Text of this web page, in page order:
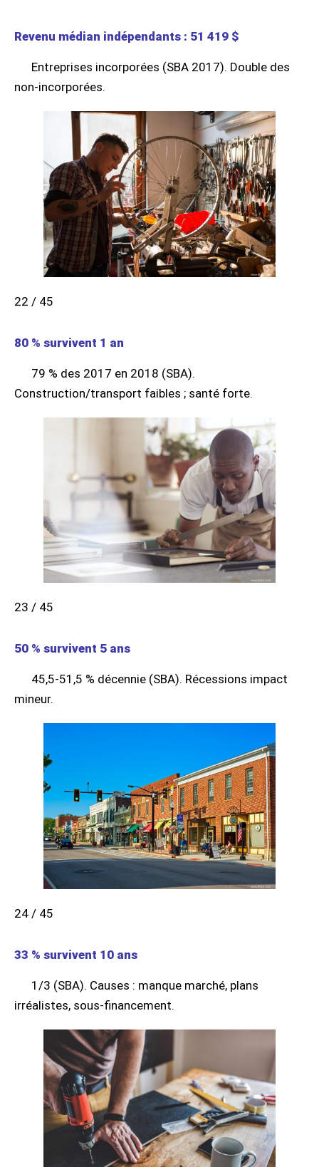
Revenu médian indépendants : 51 419 $
Entreprises incorporées (SBA 2017). Double des
non-incorporées.
22 / 45
80 % survivent 1 an
79 % des 2017 en 2018 (SBA).
Construction/transport faibles ; santé forte.
23 / 45
50 % survivent 5 ans
45,5-51,5 % décennie (SBA). Récessions impact
mineur.
24 / 45
33 % survivent 10 ans
1/3 (SBA). Causes : manque marché, plans
irréalistes, sous-financement.